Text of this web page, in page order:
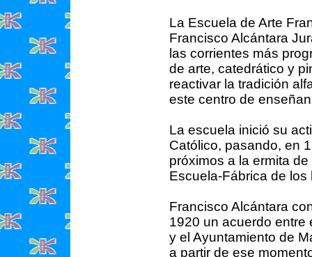
La Escuela de Arte
Francisco Alcántara
las corrientes más
de arte, catedrático y
reactivar la tradición
este centro de
La escuela inició su
Católico, pasando, en
próximos a la ermita
Escuela-Fábrica de
Francisco Alcántara
1920 un acuerdo entre
y el Ayuntamiento de
a partir de ese